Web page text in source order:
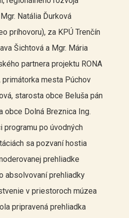
Natália Ďurková
príhovoru), za KPÚ Trenčín
Šichtová a Mgr. Mária
partnera projektu RONA
primátorka mesta Púchov
starosta obce Beluša pán
obce Dolná Breznica Ing.
programu po úvodných
sa pozvaní hostia
prehliadke
absolvovaní prehliadky
v priestoroch múzea
pripravená prehliadka